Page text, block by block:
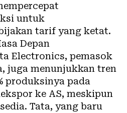
untuk
tarif yang ketat.
Depan
Electronics, pemasok
juga menunjukkan tren
produksinya pada
ke AS, meskipun
Tata, yang baru